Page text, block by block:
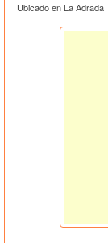
Ubicado en La Adrada